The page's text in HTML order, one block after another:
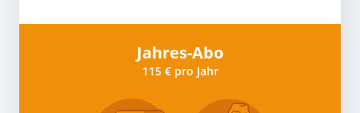
Jahres-Abo
115 € pro Jahr